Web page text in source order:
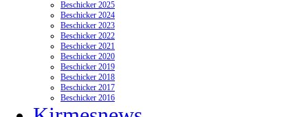
Beschicker 2025
Beschicker 2024
Beschicker 2023
Beschicker 2022
Beschicker 2021
Beschicker 2020
Beschicker 2019
Beschicker 2018
Beschicker 2017
Beschicker 2016